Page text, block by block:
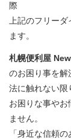
際
上記のフリー
ます。
札幌便利屋
のお困り事を解
法に触れない限
お困りな事や
ません。
「身近な信頼